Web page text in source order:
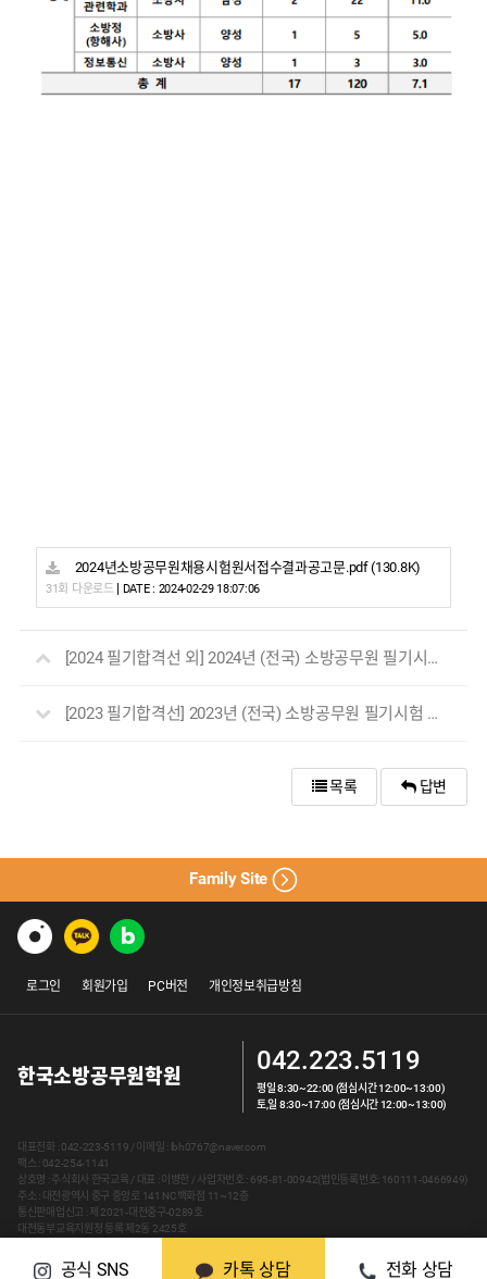
2024년소방공무원채용시험원서접수결과공고문.pdf(130.8K)
31회 다운로드 | DATE : 2024-02-29 18:07:06
[2024 필기합격선 외] 2024년 (전국) 소방공무원 필기시험 합격선 및 최종채용인원
[2023 필기합격선] 2023년 (전국) 소방공무원 필기시험 합격선
목록 답변
공식 SNS 카톡 상담 전화 상담
Family Site
로그인 회원가입 PC버전 개인정보취급방침
한국소방공무원학원
042.223.5119
평일 8:30~22:00 (점심시간 12:00~13:00)
토,일 8:30~17:00 (점심시간 12:00~13:00)
대표전화 : 042-223-5119 / 이메일 : lbh0767@naver.com
팩스 : 042-254-1141
상호명 : 주식회사 한국교육 / 대표 : 이병한 / 사업자번호 : 695-81-00942(법인등록번호: 160111-0466949)
주소 : 대전광역시 중구 중앙로 141 NC백화점 11~12층
통신판매업신고 : 제 2021-대전중구-0289호
대전동부교육지원청 등록 제2동 2425호
© 2016 ~ 2020 HANKUKGOSI.CO.KR. ALL RIGHTS RESERVED.